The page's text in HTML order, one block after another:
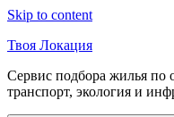
Skip to content
Твоя Локация
Сервис подбора жилья по
транспорт, экология и